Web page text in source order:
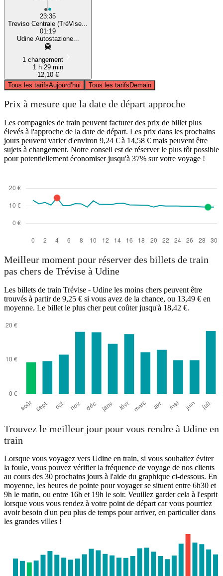
23:35
Treviso Centrale (TréVise...
01:19
Udine Autostazione...
1 changement
1 h 29 min
12,10 €
Tous les tarifsAujourd’hui Tous les tarifsDemain
Prix à mesure que la date de départ approche
Les compagnies de train peuvent facturer des prix de billet plus
élevés à l'approche de la date de départ. Les prix dans les prochains
jours peuvent varier d'environ 9,24 € à 14,58 € mais peuvent être
sujets à changement. Notre conseil est de réserver le plus tôt possible
pour potentiellement économiser jusqu'à 37% sur votre voyage !
Meilleur moment pour réserver des billets de train
pas chers de Trévise à Udine
Les billets de train Trévise - Udine les moins chers peuvent être
trouvés à partir de 9,25 € si vous avez de la chance, ou 13,49 € en
moyenne. Le billet le plus cher peut coûter jusqu'à 18,42 €.
Trouvez le meilleur jour pour vous rendre à Udine en
train
Lorsque vous voyagez vers Udine en train, si vous souhaitez éviter
la foule, vous pouvez vérifier la fréquence de voyage de nos clients
au cours des 30 prochains jours à l'aide du graphique ci-dessous. En
moyenne, les heures de pointe pour voyager se situent entre 6h30 et
9h le matin, ou entre 16h et 19h le soir. Veuillez garder cela à l'esprit
lorsque vous vous rendez à votre point de départ car vous pourriez
avoir besoin d'un peu plus de temps pour arriver, en particulier dans
les grandes villes !